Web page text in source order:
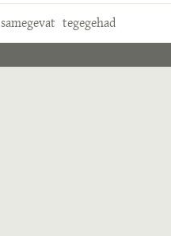
samegevat tegegehad